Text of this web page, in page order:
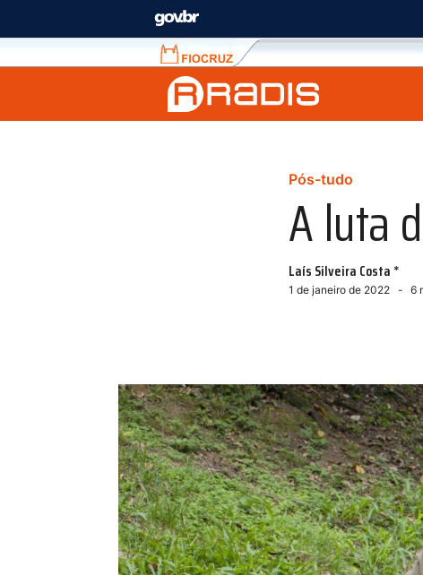
Fiocruz
Fale
com
a
Pós-tudo
A luta
Laís Silveira Costa *
1 de janeiro de 2022 6